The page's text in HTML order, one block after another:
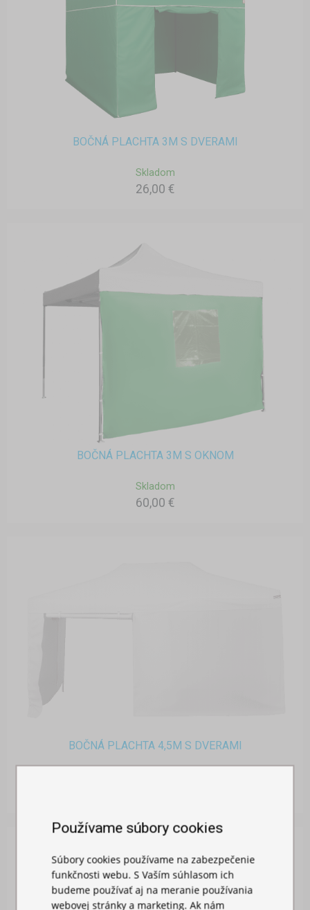
BOČNÁ PLACHTA 3M S DVERAMI
Skladom
26,00 €
BOČNÁ PLACHTA 3M S OKNOM
Skladom
60,00 €
BOČNÁ PLACHTA 4,5M S DVERAMI
Používame súbory cookies
Súbory cookies používame na zabezpečenie
funkčnosti webu. S Vaším súhlasom ich
budeme používať aj na meranie používania
webovej stránky a marketing. Ak nám